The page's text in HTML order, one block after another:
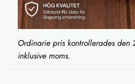
Ordinarie pris kontrollerades
inklusive moms.